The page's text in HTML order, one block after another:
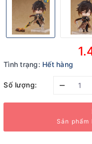
Tình trạng: Hết hàng
Số lượng: –
Sản